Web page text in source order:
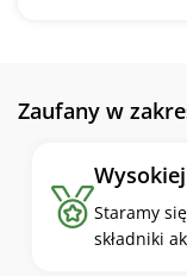
soku z fioletowej
Zaufany w
Staramy
składniki